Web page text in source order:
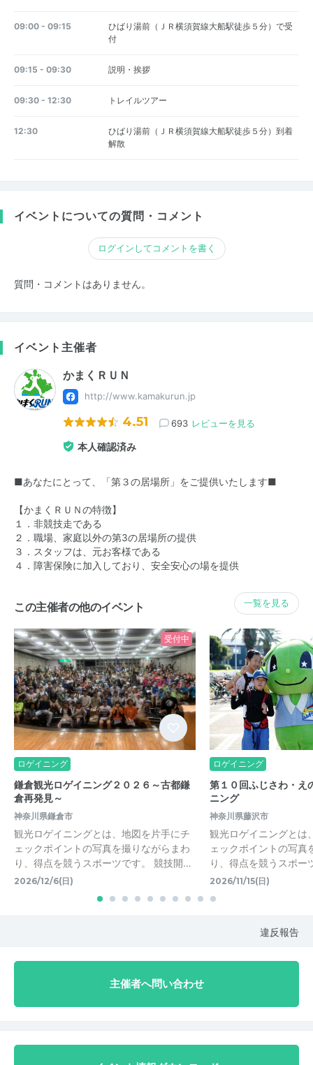
09:00 - 09:15
ひばり湯前（ＪＲ横須賀線大船駅徒歩５分）で受
付
09:15 - 09:30 説明・挨拶
09:30 - 12:30 トレイルツアー
12:30
ひばり湯前（ＪＲ横須賀線大船駅徒歩５分）到着
解散
イベントについての質問・コメント
ログインしてコメントを書く
質問・コメントはありません。
イベント主催者
かまくＲＵＮ
http://www.kamakurun.jp
4.51 693 レビューを見る
本人確認済み
■あなたにとって、「第３の居場所」をご提供いたします■
【かまくＲＵＮの特徴】
１．非競技走である
２．職場、家庭以外の第3の居場所の提供
３．スタッフは、元お客様である
４．障害保険に加入しており、安全安心の場を提供
この主催者の他のイベント 一覧を見る
受付中
ロゲイニング
鎌倉観光ロゲイニング２０２６～古都鎌
倉再発見～
神奈川県鎌倉市
観光ロゲイニングとは、地図を片手にチ
ェックポイントの写真を撮りながらまわ
り、得点を競うスポーツです。 競技開…
2026/12/6(日)
ロゲイニング
第１０回ふじさわ・え
ニング
神奈川県藤沢市
観光ロゲイニングとは
ェックポイントの写真
り、得点を競うスポ
2026/11/15(日)
違反報告
主催者へ問い合わせ